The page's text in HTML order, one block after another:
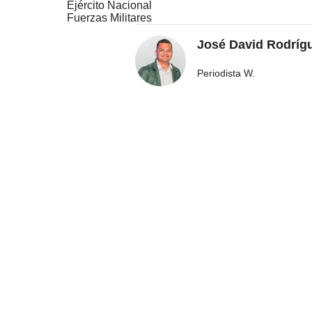
Ejército Nacional
Fuerzas Militares
José David
Periodista W.